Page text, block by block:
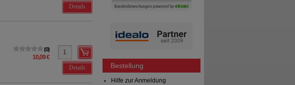
Details
0
10,09 €
Details
Bestellung
Hilfe zur Anmeldung